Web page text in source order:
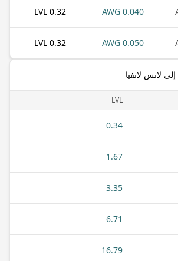
0.040 AWG
0.32 LVL
0.050 AWG
0.32 LVL
لاتس لاتفيا
LVL
0.34
1.67
3.35
6.71
16.79